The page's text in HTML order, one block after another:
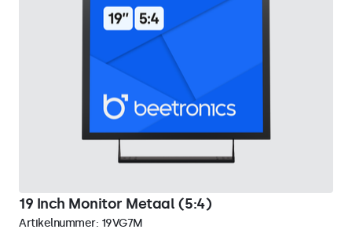
19 Inch Monitor Metaal (5:4)
Artikelnummer: 19VG7M